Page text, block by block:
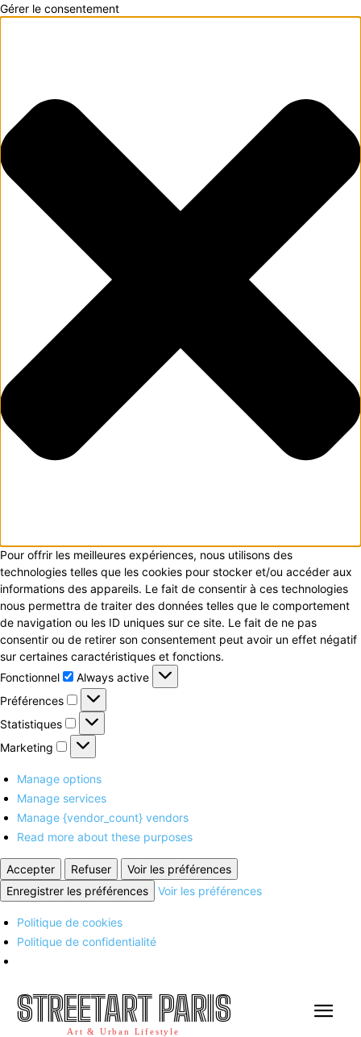
Gérer le consentement
Pour offrir les meilleures expériences, nous utilisons des
technologies telles que les cookies pour stocker et/ou accéder aux
informations des appareils. Le fait de consentir à ces technologies
nous permettra de traiter des données telles que le comportement
de navigation ou les ID uniques sur ce site. Le fait de ne pas
consentir ou de retirer son consentement peut avoir un effet négatif
sur certaines caractéristiques et fonctions.
Fonctionnel
Fonctionnel
Always active
Préférences
Préférences
Statistiques
Statistiques
Marketing
Marketing
Manage options
Manage services
Manage {vendor_count} vendors
Read more about these purposes
Accepter Refuser
Voir les préférences
Enregistrer les préférences
Voir les préférences
Politique de cookies
Politique de confidentialité
STREETART PARIS
Art & Urban Lifestyle